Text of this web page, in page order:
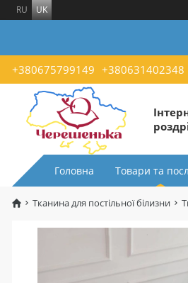
RU UK
+380675799149 +380631402348
Головна Товари та
Тканина для постільної білизни